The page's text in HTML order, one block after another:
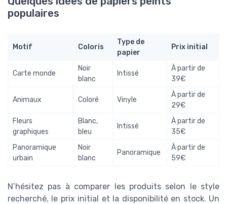
populaires
Motif Coloris
Type de
papier
Prix initial
Carte monde
Noir
blanc
Intissé
À partir de
39€
Animaux Coloré Vinyle
À partir de
29€
Fleurs
graphiques
Blanc,
bleu
Intissé
À partir de
35€
Panoramique
urbain
Noir
blanc
Panoramique
À partir de
59€
N’hésitez pas à comparer les produits selon le style
recherché, le prix initial et la disponibilité en stock. Un